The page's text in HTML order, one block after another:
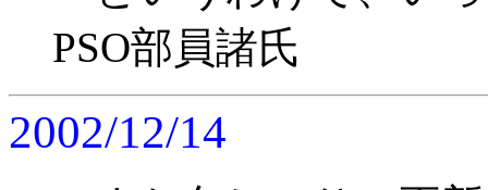
PSO部員諸氏
2002/12/14